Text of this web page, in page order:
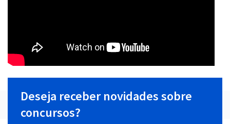
Deseja receber novidades sobre
concursos?